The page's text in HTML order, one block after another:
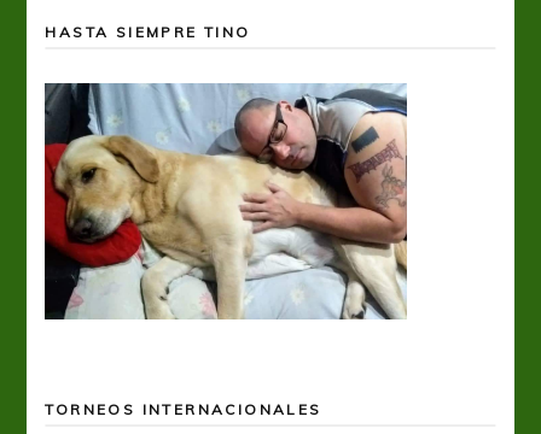
HASTA SIEMPRE TINO
TORNEOS INTERNACIONALES